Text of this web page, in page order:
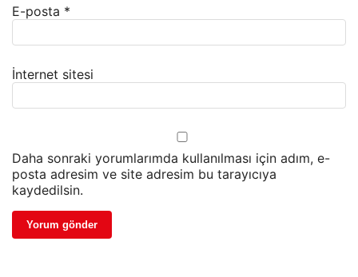
E-posta *
İnternet sitesi
Daha sonraki yorumlarımda kullanılması için adım, e-
posta adresim ve site adresim bu tarayıcıya
kaydedilsin.